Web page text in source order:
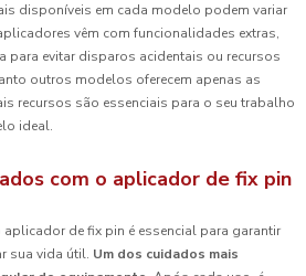
disponíveis em cada modelo podem variar
vêm com funcionalidades extras,
para evitar disparos acidentais ou recursos
outros modelos oferecem apenas as
recursos são essenciais para o seu trabalho
ideal.
com o aplicador de fix pin
de fix pin é essencial para garantir
sua vida útil. Um dos cuidados mais